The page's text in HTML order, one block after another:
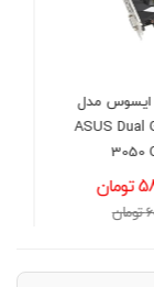
Ultra 9 285K
103,000,000 تومان